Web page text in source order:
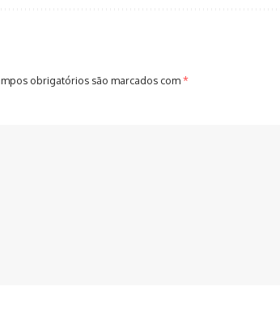
obrigatórios são marcados com*